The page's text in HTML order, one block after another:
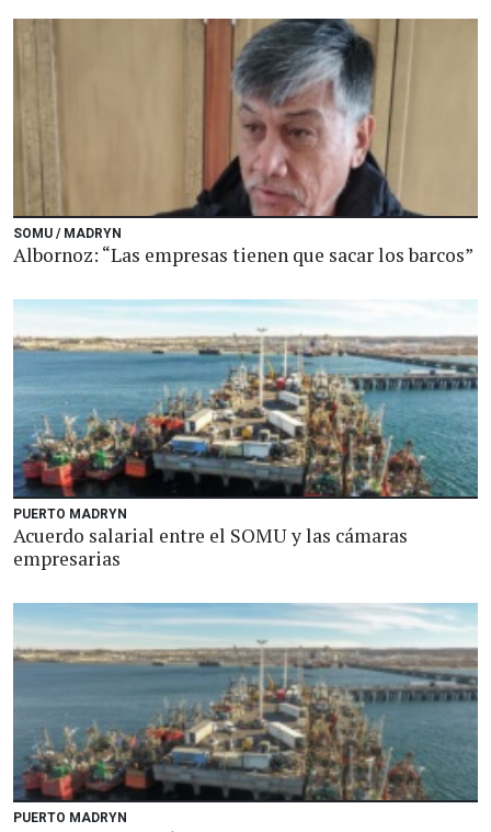
SOMU / MADRYN
Albornoz: “Las empresas tienen que sacar los barcos”
PUERTO MADRYN
Acuerdo salarial entre el SOMU y las cámaras
empresarias
PUERTO MADRYN